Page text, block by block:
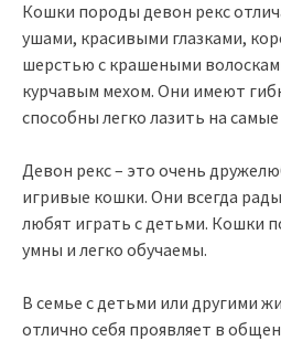
Кошки породы девон рекс
ушами, красивыми глазками,
шерстью с крашеными
курчавым мехом. Они имеют
способны легко лазить на
Девон рекс – это очень
игривые кошки. Они всегда
любят играть с детьми. Кошки
умны и легко обучаемы.
В семье с детьми или другими
отлично себя проявляет в